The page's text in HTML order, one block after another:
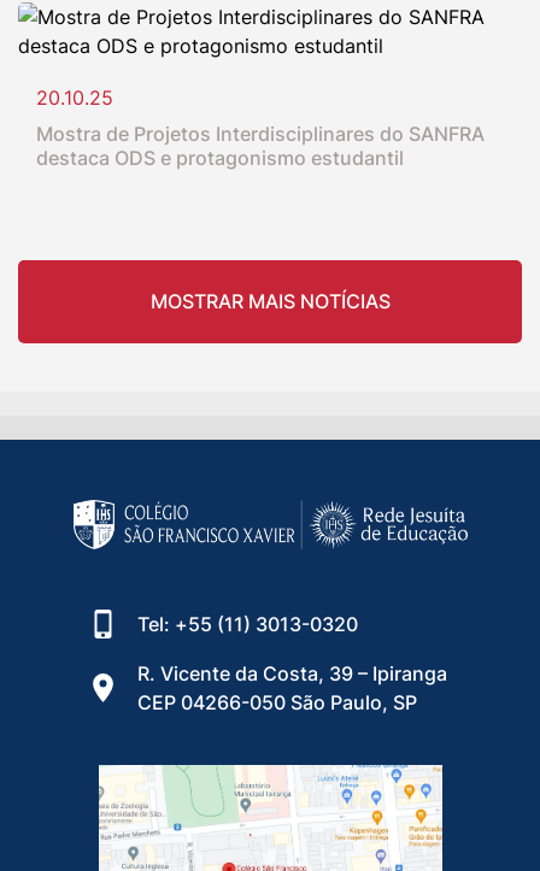
20.10.25
Mostra de Projetos Interdisciplinares do SANFRA
destaca ODS e protagonismo estudantil
MOSTRAR MAIS NOTÍCIAS
Tel: +55 (11) 3013-0320
R. Vicente da Costa, 39 – Ipiranga
CEP 04266-050 São Paulo, SP